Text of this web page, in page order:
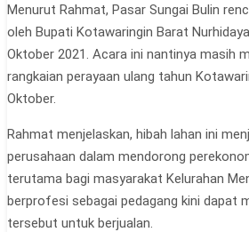
Menurut Rahmat, Pasar Sungai Bulin
oleh Bupati Kotawaringin Barat
Oktober 2021. Acara ini nantinya masih
rangkaian perayaan ulang tahun
Oktober.
Rahmat menjelaskan, hibah lahan ini
perusahaan dalam mendorong
terutama bagi masyarakat Kelurahan
berprofesi sebagai pedagang kini dapat
tersebut untuk berjualan.